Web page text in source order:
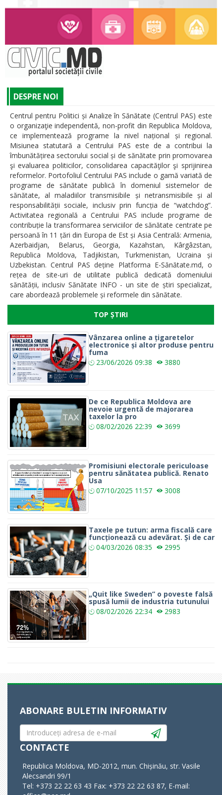
DESPRE NOI
Centrul pentru Politici și Analize în Sănătate (Centrul PAS) este
o organizaţie independentă, non-profit din Republica Moldova,
ce implementează programe la nivel național și regional.
Misiunea statutară a Centrului PAS este de a contribui la
îmbunătățirea sectorului social și de sănătate prin promovarea
şi evaluarea politicilor, consolidarea capacităţilor şi sprijinirea
reformelor. Portofoliul Centrului PAS include o gamă variată de
programe de sănătate publică în domeniul sistemelor de
sănătate, al maladiilor transmisibile și netransmisibile și al
responsabilității sociale, inclusiv prin funcția de “watchdog”.
Activitatea regională a Centrului PAS include programe de
contribuție la transformarea serviciilor de sănătate centrate pe
persoană în 11 țări din Europa de Est și Asia Centrală: Armenia,
Azerbaidjan, Belarus, Georgia, Kazahstan, Kârgâzstan,
Republica Moldova, Tadjikistan, Turkmenistan, Ucraina și
Uzbekistan. Centrul PAS deține Platforma E-Sănătate.md, o
rețea de site-uri de utilitate publică dedicată domeniului
sănătății, inclusiv Sănătate INFO - un site de știri specializat,
care abordează problemele și reformele din sănătate.
TOP ȘTIRI
Vânzarea online a țigaretelor
electronice și altor produse pentru
fuma
23/06/2026 09:38 3880
De ce Republica Moldova are
nevoie urgentă de majorarea
taxelor la pro
08/02/2026 22:39 3699
Promisiuni electorale periculoase
pentru sănătatea publică. Renato
Usa
07/10/2025 11:57 3008
Taxele pe tutun: arma fiscală care
funcționează cu adevărat. Și de car
04/03/2026 08:35 2995
„Quit like Sweden” o poveste falsă
spusă lumii de industria tutunului
08/02/2026 22:34 2983
ABONARE BULETIN INFORMATIV
CONTACTE
Republica Moldova, MD-2012, mun. Chișinău, str. Vasile
Alecsandri 99/1
Tel: +373 22 22 63 43 Fax: +373 22 22 63 87, E-mail: